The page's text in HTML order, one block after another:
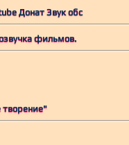
Донат Звук обс
фильмов.
творение"